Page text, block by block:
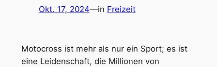
Okt. 17, 2024—in Freizeit
Motocross ist mehr als nur ein Sport; es ist
eine Leidenschaft, die Millionen von